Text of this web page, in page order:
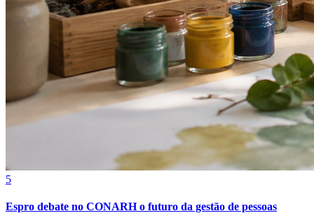
Bahia
5
Espro debate no CONARH o futuro da gestão de pessoas